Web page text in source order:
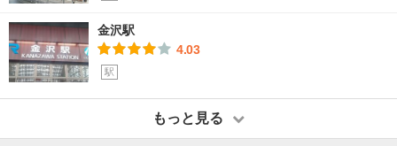
金沢駅
4.03
駅
もっと見る